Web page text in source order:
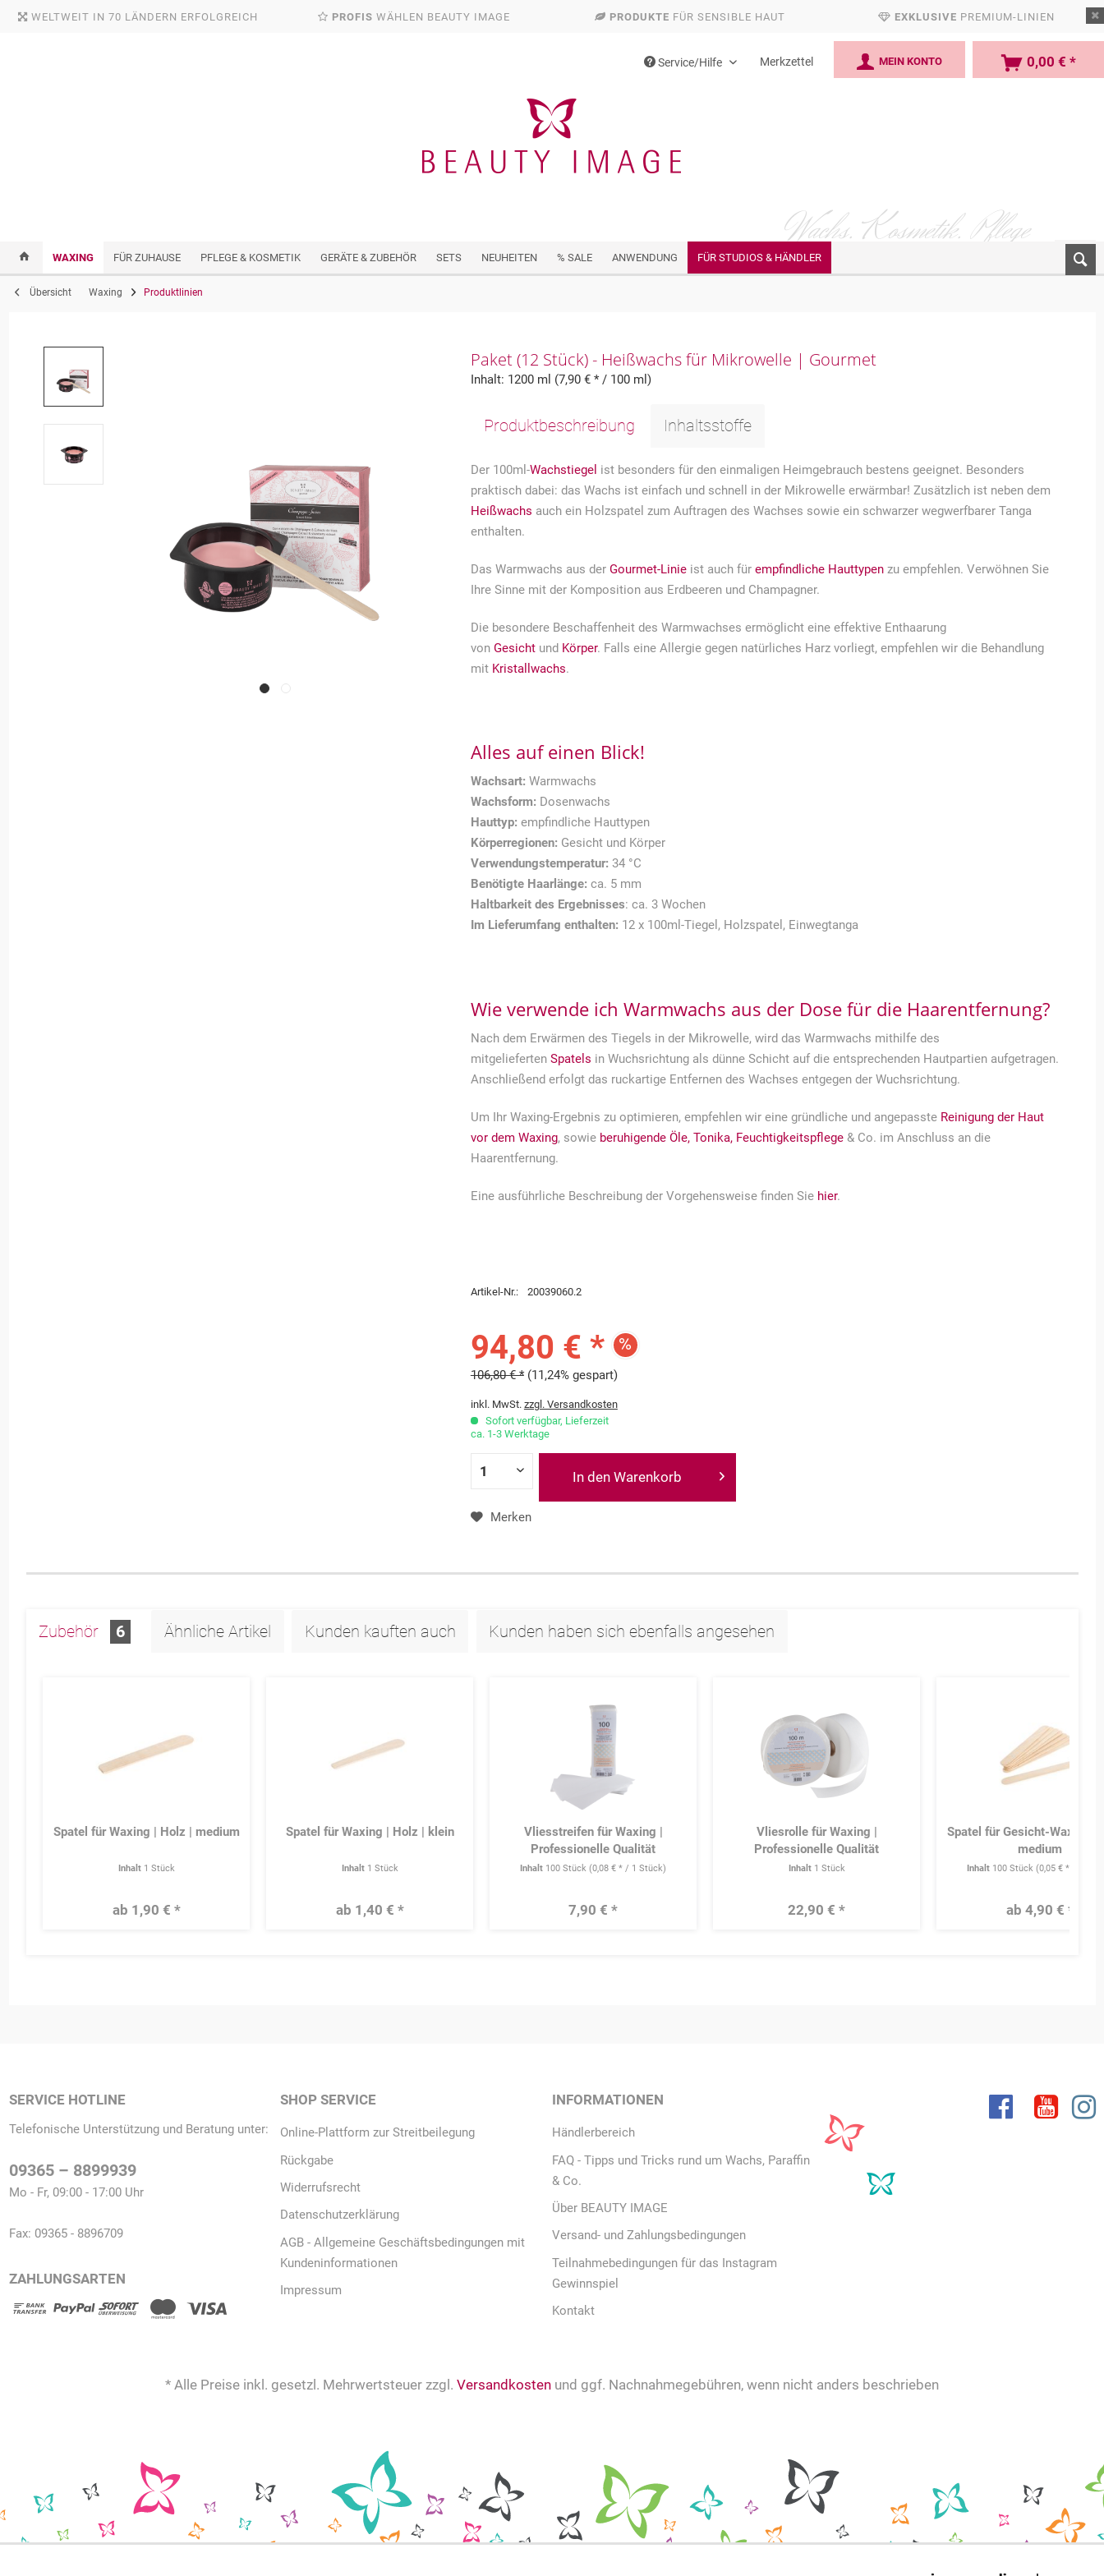
WELTWEIT IN 70 LÄNDERN ERFOLGREICH PROFIS WÄHLEN BEAUTY IMAGE PRODUKTE FÜR SENSIBLE HAUT EXKLUSIVE PREMIUM-LINIEN
Service/Hilfe
Wachs. Kosmetik.Pflege
Merkzettel MEIN KONTO 0,00 € *
WAXING FÜR ZUHAUSE PFLEGE & KOSMETIK GERÄTE & ZUBEHÖR SETS NEUHEITEN % SALE ANWENDUNG FÜR STUDIOS & HÄNDLER
Übersicht Waxing Produktlinien
Paket (12 Stück) - Heißwachs für Mikrowelle | Gourmet
Inhalt: 1200 ml (7,90 € * / 100 ml)
Produktbeschreibung Inhaltsstoffe
Der 100ml-Wachstiegel ist besonders für den einmaligen Heimgebrauch bestens geeignet. Besonders
praktisch dabei: das Wachs ist einfach und schnell in der Mikrowelle erwärmbar! Zusätzlich ist neben dem
Heißwachs auch ein Holzspatel zum Auftragen des Wachses sowie ein schwarzer wegwerfbarer Tanga
enthalten.
Das Warmwachs aus der Gourmet-Linieist auch für empfindliche Hauttypenzu empfehlen. Verwöhnen Sie
Ihre Sinne mit der Komposition aus Erdbeeren und Champagner.
Die besondere Beschaffenheit des Warmwachses ermöglicht eine effektive Enthaarung
von Gesichtund Körper. Falls eine Allergie gegen natürliches Harz vorliegt, empfehlen wir die Behandlung
mit Kristallwachs.
Alles auf einen Blick!
Wachsart: Warmwachs
Wachsform: Dosenwachs
Hauttyp: empfindliche Hauttypen
Körperregionen: Gesicht und Körper
Verwendungstemperatur: 34 °C
Benötigte Haarlänge: ca. 5 mm
Haltbarkeit des Ergebnisses: ca. 3 Wochen
Im Lieferumfang enthalten: 12 x 100ml-Tiegel, Holzspatel, Einwegtanga
Wie verwende ich Warmwachs aus der Dose für die Haarentfernung?
Nach dem Erwärmen des Tiegels in der Mikrowelle, wird das Warmwachs mithilfe des
mitgelieferten Spatels in Wuchsrichtung als dünne Schicht auf die entsprechenden Hautpartien aufgetragen.
Anschließend erfolgt das ruckartige Entfernen des Wachses entgegen der Wuchsrichtung.
Um Ihr Waxing-Ergebnis zu optimieren, empfehlen wir eine gründliche und angepasste Reinigung der Haut
vor dem Waxing, sowie beruhigende Öle, Tonika, Feuchtigkeitspflege& Co. im Anschluss an die
Haarentfernung.
Eine ausführliche Beschreibung der Vorgehensweise finden Sie hier.
Artikel-Nr.: 20039060.2
94,80 € *
106,80 € * (11,24% gespart)
inkl. MwSt. zzgl. Versandkosten
Sofort verfügbar, Lieferzeit
ca. 1-3 Werktage
In den Warenkorb
Merken
Zubehör 6 Ähnliche Artikel Kunden kauften auch Kunden haben sich ebenfalls angesehen
Spatel für Waxing | Holz | medium
Inhalt 1 Stück
ab 1,90 € *
Spatel für Waxing | Holz | klein
Inhalt 1 Stück
ab 1,40 € *
Vliesstreifen für Waxing |
Professionelle Qualität
Inhalt 100 Stück (0,08 € * / 1 Stück)
7,90 € *
Vliesrolle für Waxing |
Professionelle Qualität
Inhalt 1 Stück
22,90 € *
Spatel für Gesicht-Waxing |
medium
Inhalt 100 Stück (0,05 € * / 1
ab 4,90 € *
SERVICE HOTLINE
Telefonische Unterstützung und Beratung unter:
09365 – 8899939
Mo - Fr, 09:00 - 17:00 Uhr
Fax: 09365 - 8896709
ZAHLUNGSARTEN
SHOP SERVICE
Online-Plattform zur Streitbeilegung
Rückgabe
Widerrufsrecht
Datenschutzerklärung
AGB - Allgemeine Geschäftsbedingungen mit
Kundeninformationen
Impressum
INFORMATIONEN
Händlerbereich
FAQ - Tipps und Tricks rund um Wachs, Paraffin
& Co.
Über BEAUTY IMAGE
Versand- und Zahlungsbedingungen
Teilnahmebedingungen für das Instagram
Gewinnspiel
Kontakt
* Alle Preise inkl. gesetzl. Mehrwertsteuer zzgl. Versandkosten und ggf. Nachnahmegebühren, wenn nicht anders beschrieben